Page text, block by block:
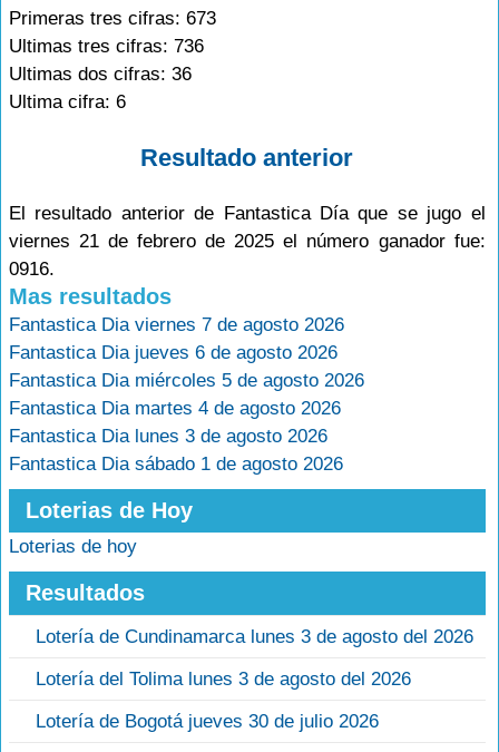
Primeras tres cifras: 673
Ultimas tres cifras: 736
Ultimas dos cifras: 36
Ultima cifra: 6
Resultado anterior
El resultado anterior de Fantastica Día que se jugo el
viernes 21 de febrero de 2025 el número ganador fue:
0916.
Mas resultados
Fantastica Dia viernes 7 de agosto 2026
Fantastica Dia jueves 6 de agosto 2026
Fantastica Dia miércoles 5 de agosto 2026
Fantastica Dia martes 4 de agosto 2026
Fantastica Dia lunes 3 de agosto 2026
Fantastica Dia sábado 1 de agosto 2026
Loterias de Hoy
Loterias de hoy
Resultados
Lotería de Cundinamarca lunes 3 de agosto del 2026
Lotería del Tolima lunes 3 de agosto del 2026
Lotería de Bogotá jueves 30 de julio 2026